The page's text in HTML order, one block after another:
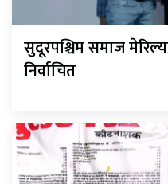
सुदूरपश्चिम समाज
निर्वाचित